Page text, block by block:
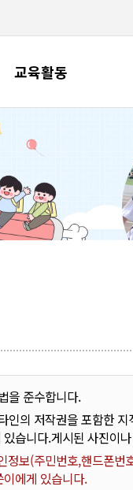
교육활동
을 준수합니다.
인의 저작권을 포함한
습니다.게시된 사진이
보(주민번호,핸드폰
에게 있습니다.